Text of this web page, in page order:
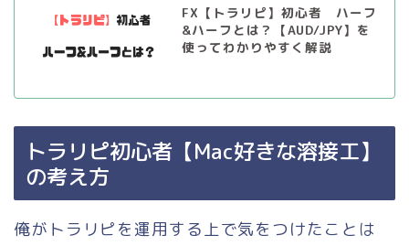
FX【トラリピ】初心者 ハーフ
&ハーフとは？【AUD/JPY】を
使ってわかりやすく解説
トラリピ初心者【Mac好きな溶接工】
の考え方
俺がトラリピを運用する上で気をつけたことは